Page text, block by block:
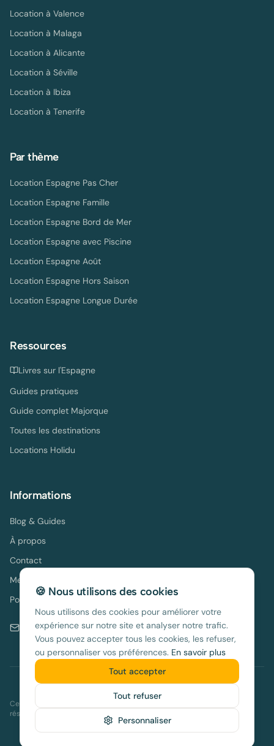
Location à Valence
Location à Malaga
Location à Alicante
Location à Séville
Location à Ibiza
Location à Tenerife
Par thème
Location Espagne Pas Cher
Location Espagne Famille
Location Espagne Bord de Mer
Location Espagne avec Piscine
Location Espagne Août
Location Espagne Hors Saison
Location Espagne Longue Durée
Ressources
Livres sur l'Espagne
Guides pratiques
Guide complet Majorque
Toutes les destinations
Locations Holidu
Informations
Blog & Guides
À propos
Contact
Mentions légales
Politique de confidentialité
contact@location-espagne.com
location-espagne.com. Tous droits réservés.
Ce site contient des liens d'affiliation vers notre partenaire Holidu. En
réservant via nos liens, vous nous aidez à maintenir ce guide gratuit.
🍪 Nous utilisons des cookies
Nous utilisons des cookies pour améliorer votre
expérience sur notre site et analyser notre trafic.
Vous pouvez accepter tous les cookies, les refuser,
ou personnaliser vos préférences. En savoir plus
Personnaliser
Tout refuser
Tout accepter